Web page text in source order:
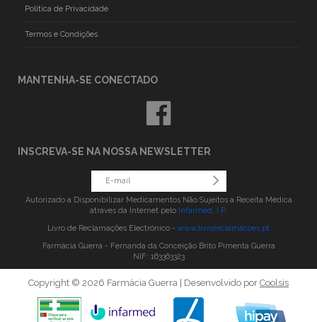
Politica de Privacidade
Termos e Condições
MANTENHA-SE CONECTADO
INSCREVA-SE NA NOSSA NEWSLETTER
Autorizado a Disponibilizar Medicamentos Não Sujeitos a Receita Médica
atraves da Internet pelo Infarmed, I.P.
Livro de Reclamações Electrónico - www.livroreclamacoes.pt
Farmácia Guerra - Fernanda da Conceição Brito Pimenta Guerra
NIF: 163363323
Copyright © 2026 Farmácia Guerra | Desenvolvido por Coolsis